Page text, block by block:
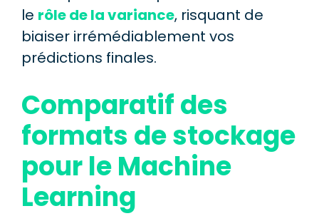
le rôle de la variance, risquant de
biaiser irrémédiablement vos
prédictions finales.
Comparatif des
formats de stockage
pour le Machine
Learning